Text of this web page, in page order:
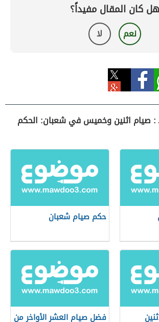
هل كان المقال مفيداً؟
نعم لا
: صيام اثنين وخميس في شعبان: الحكم
حكم صيام شعبان
فضل صيام العشر الأواخر من